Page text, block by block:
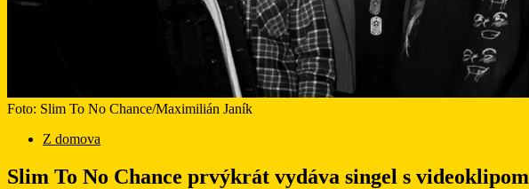
Foto: Slim To No Chance/Maximilián Janík
Z domova
Slim To No Chance prvýkrát vydáva singel s videoklipom